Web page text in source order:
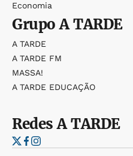
Economia
GrupoA TARDE
A TARDE
A TARDE FM
MASSA!
A TARDE EDUCAÇÃO
RedesA TARDE